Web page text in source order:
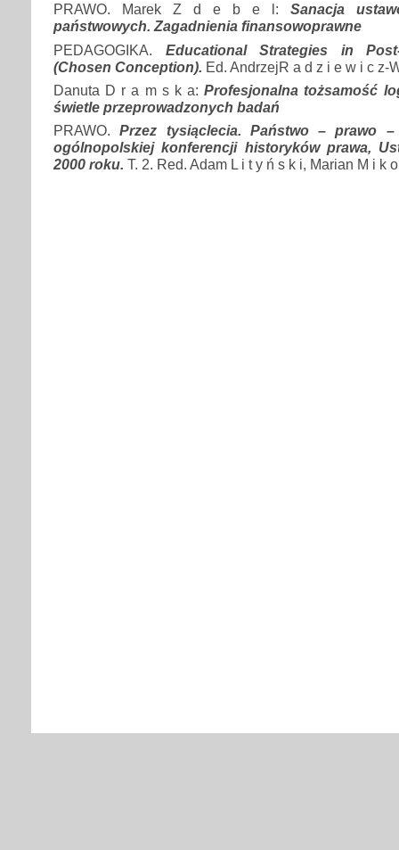
PRAWO. Marek Z d e b e l: Sanacja
państwowych. Zagadnienia finansowoprawne
PEDAGOGIKA. Educational Strategies in
(Chosen Conception). Ed. AndrzejR a d z i e w i c z-
Danuta D r a m s k a:Profesjonalna tożsamość
świetle przeprowadzonych badań
PRAWO.Przez tysiąclecia. Państwo – prawo –
ogólnopolskiej konferencji historyków prawa,
2000 roku. T. 2. Red. Adam L i t y ń s k i, Marian M i k o